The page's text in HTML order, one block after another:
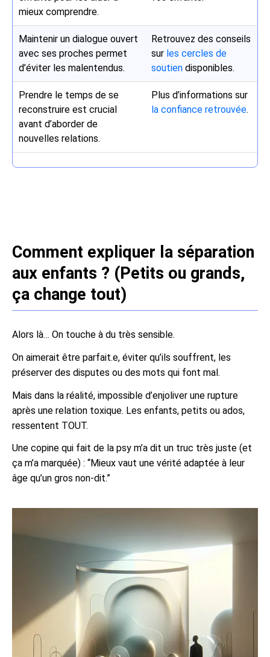
mieux comprendre.
Maintenir un dialogue ouvert
avec ses proches permet
d’éviter les malentendus.
Retrouvez des conseils
sur les cercles de
soutien disponibles.
Prendre le temps de se
reconstruire est crucial
avant d’aborder de
nouvelles relations.
Plus d’informations sur
la confiance retrouvée.
Comment expliquer la séparation
aux enfants ? (Petits ou grands,
ça change tout)
Alors là… On touche à du très sensible.
On aimerait être parfait.e, éviter qu’ils souffrent, les
préserver des disputes ou des mots qui font mal.
Mais dans la réalité, impossible d’enjoliver une rupture
après une relation toxique. Les enfants, petits ou ados,
ressentent TOUT.
Une copine qui fait de la psy m’a dit un truc très juste (et
ça m’a marquée) : “Mieux vaut une vérité adaptée à leur
âge qu’un gros non-dit.”